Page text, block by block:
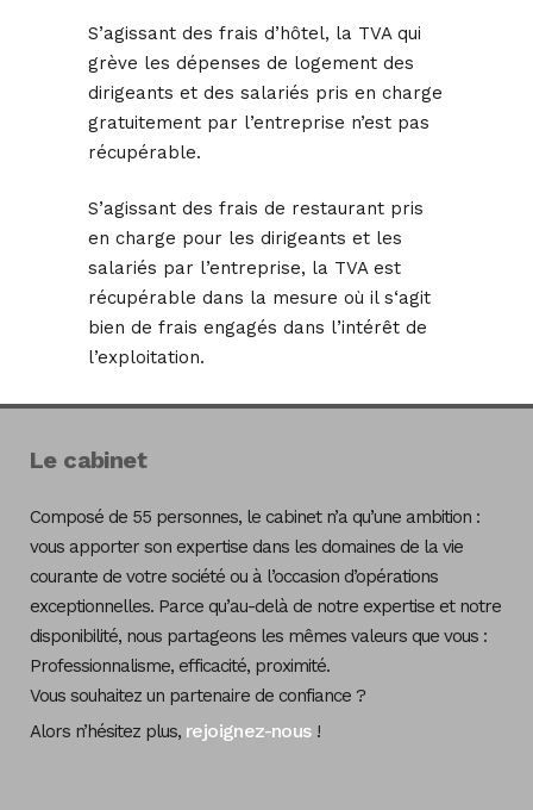
S’agissant des frais d’hôtel, la TVA qui
grève les dépenses de logement des
dirigeants et des salariés pris en charge
gratuitement par l’entreprise n’est pas
récupérable.
S’agissant des frais de restaurant pris
en charge pour les dirigeants et les
salariés par l’entreprise, la TVA est
récupérable dans la mesure où il s‘agit
bien de frais engagés dans l’intérêt de
l’exploitation.
Le cabinet
Composé de 55 personnes, le cabinet n’a qu’une ambition :
vous apporter son expertise dans les domaines de la vie
courante de votre société ou à l’occasion d’opérations
exceptionnelles. Parce qu’au-delà de notre expertise et notre
disponibilité, nous partageons les mêmes valeurs que vous :
Professionnalisme, efficacité, proximité.
Vous souhaitez un partenaire de confiance ?
Alors n’hésitez plus, rejoignez-nous!